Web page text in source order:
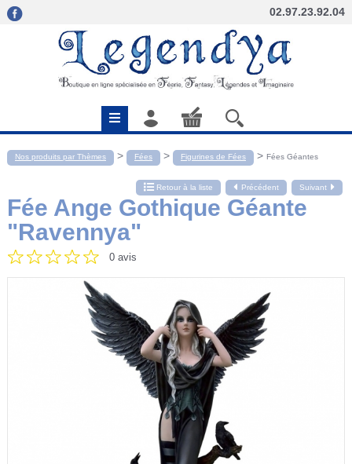
02.97.23.92.04
Nos produits par Thèmes > Fées > Figurines de Fées > Fées Géantes
Retour à la liste Précédent Suivant
Fée Ange Gothique Géante
"Ravennya"
0 avis